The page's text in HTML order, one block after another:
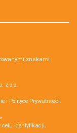
znakami
z o.o.
i Polityce Prywatności.
celu identyfikacji.